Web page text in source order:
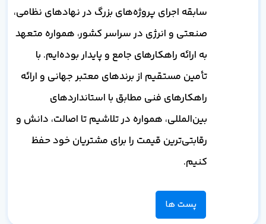
سابقه اجرای پروژه‌های بزرگ در نهادهای نظامی،
صنعتی و انرژی در سراسر کشور، همواره متعهد
به ارائه راهکارهای جامع و پایدار بوده‌ایم. با
تأمین مستقیم از برندهای معتبر جهانی و ارائه
راهکارهای فنی مطابق با استانداردهای
بین‌المللی، همواره در تلاشیم تا اصالت، دانش و
رقابتی‌ترین قیمت را برای مشتریان خود حفظ
کنیم.
پست ها